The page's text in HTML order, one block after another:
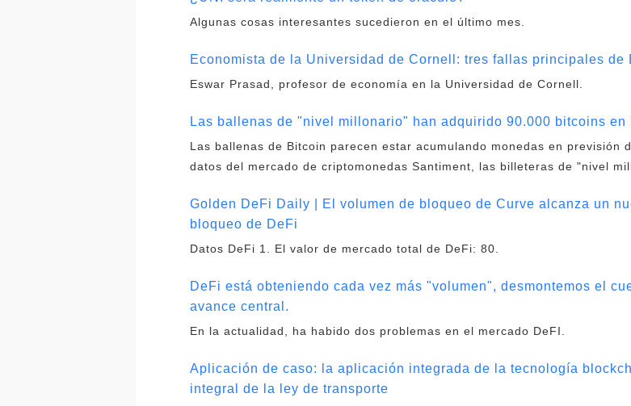
Algunas cosas interesantes sucedieron en el último mes.
Economista de la Universidad de Cornell: tres fallas principales de
Eswar Prasad, profesor de economía en la Universidad de Cornell.
Las ballenas de "nivel millonario" han adquirido 90.000 bitcoins en
Las ballenas de Bitcoin parecen estar acumulando monedas en previsión
datos del mercado de criptomonedas Santiment, las billeteras de "nivel
Golden DeFi Daily | El volumen de bloqueo de Curve alcanza un
bloqueo de DeFi
Datos DeFi 1. El valor de mercado total de DeFi: 80.
DeFi está obteniendo cada vez más "volumen", desmontemos el
avance central.
En la actualidad, ha habido dos problemas en el mercado DeFI.
Aplicación de caso: la aplicación integrada de la tecnología
integral de la ley de transporte